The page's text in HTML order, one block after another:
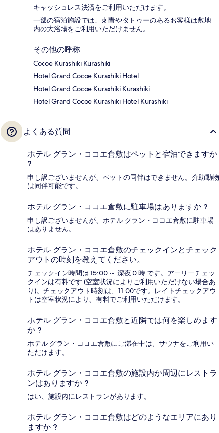
キャッシュレス決済をご利用いただけます。
一部の宿泊施設では、刺青やタトゥーのあるお客様は敷地
内の大浴場をご利用いただけません。
その他の呼称
Cocoe Kurashiki Kurashiki
Hotel Grand Cocoe Kurashiki Hotel
Hotel Grand Cocoe Kurashiki Kurashiki
Hotel Grand Cocoe Kurashiki Hotel Kurashiki
よくある質問
ホテル グラン・ココエ倉敷はペットと宿泊できますか
?
申し訳ございませんが、ペットの同伴はできません。介助動物
は同伴可能です。
ホテル グラン・ココエ倉敷に駐車場はありますか ?
申し訳ございませんが、ホテル グラン・ココエ倉敷に駐車場
はありません。
ホテル グラン・ココエ倉敷のチェックインとチェック
アウトの時刻を教えてください。
チェックイン時間は 15:00 ～ 深夜 0 時 です。アーリーチェッ
クインは有料です (空室状況によりご利用いただけない場合あ
り)。チェックアウト時刻は、11:00です。レイトチェックアウ
トは空室状況により、有料でご利用いただけます。
ホテル グラン・ココエ倉敷と近隣では何を楽しめます
か ?
ホテル グラン・ココエ倉敷にご滞在中は、サウナをご利用い
ただけます。
ホテル グラン・ココエ倉敷の施設内か周辺にレストラ
ンはありますか ?
はい、施設内にレストランがあります。
ホテル グラン・ココエ倉敷はどのようなエリアにあり
ますか ?